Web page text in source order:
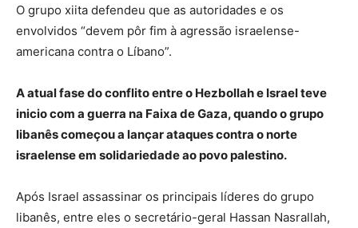
O grupo xiita defendeu que as autoridades e os
envolvidos “devem pôr fim à agressão israelense-
americana contra o Líbano”.
A atual fase do conflito entre o Hezbollah e Israel teve
inicio com a guerra na Faixa de Gaza, quando o grupo
libanês começou a lançar ataques contra o norte
israelense em solidariedade ao povo palestino.
Após Israel assassinar os principais líderes do grupo
libanês, entre eles o secretário-geral Hassan Nasrallah,